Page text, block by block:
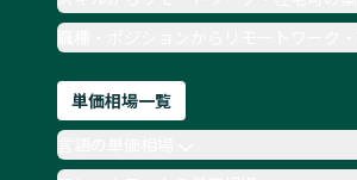
職種・ポジションからリモートワーク・
単価相場一覧